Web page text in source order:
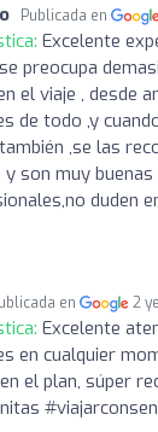
Publicada en
Excelente
preocupa
el viaje , desde
de todo ,y
,se las
son muy buenas
duden
en 2
Excelente
en cualquier
el plan, súper